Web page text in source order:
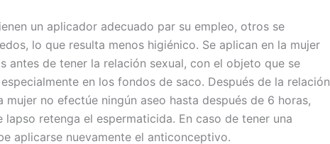
un aplicador adecuado par su empleo, otros se
lo que resulta menos higiénico. Se aplican en la mujer
antes de tener la relación sexual, con el objeto que se
en los fondos de saco. Después de la relación
mujer no efectúe ningún aseo hasta después de 6 horas,
lapso retenga el espermaticida. En caso de tener una
aplicarse nuevamente el anticonceptivo.